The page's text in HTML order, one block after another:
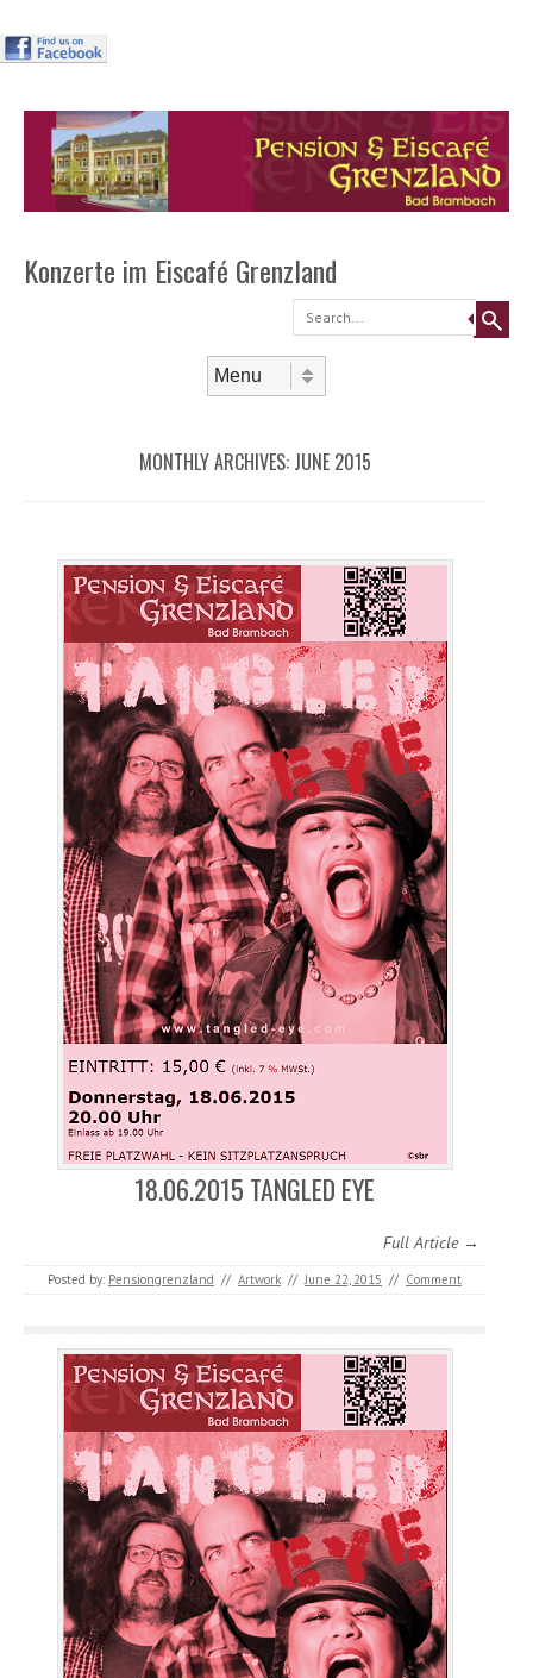
Konzerte im Eiscafé Grenzland
Search
MONTHLY ARCHIVES: JUNE 2015
18.06.2015 TANGLED EYE
Full Article →
Posted by: Pensiongrenzland // Artwork // June 22, 2015 // Comment